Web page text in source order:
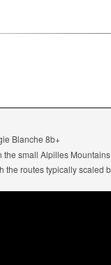
Blanche 8b+
small Alpilles
routes typically scaled